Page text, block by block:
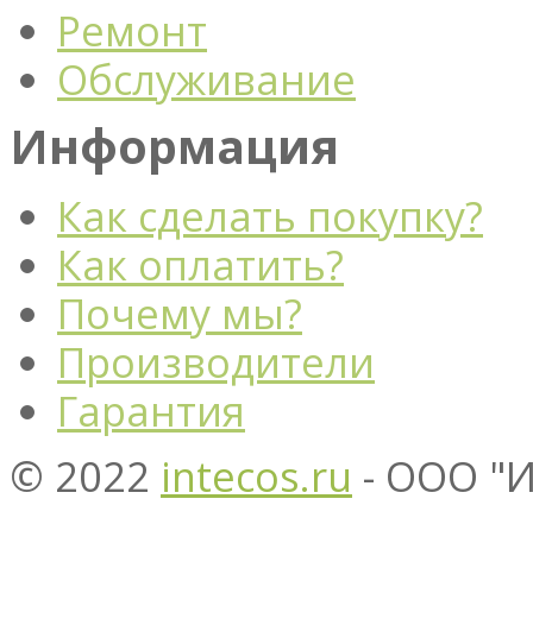
Ремонт
Обслуживание
Информация
Как сделать покупку?
Как оплатить?
Почему мы?
Производители
Гарантия
© 2022 intecos.ru - ООО